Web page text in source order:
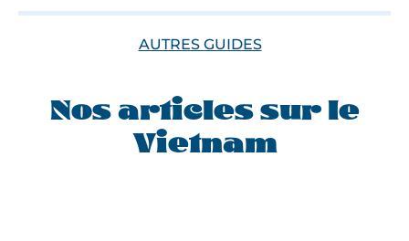
AUTRES GUIDES
Nos articles sur le
Vietnam